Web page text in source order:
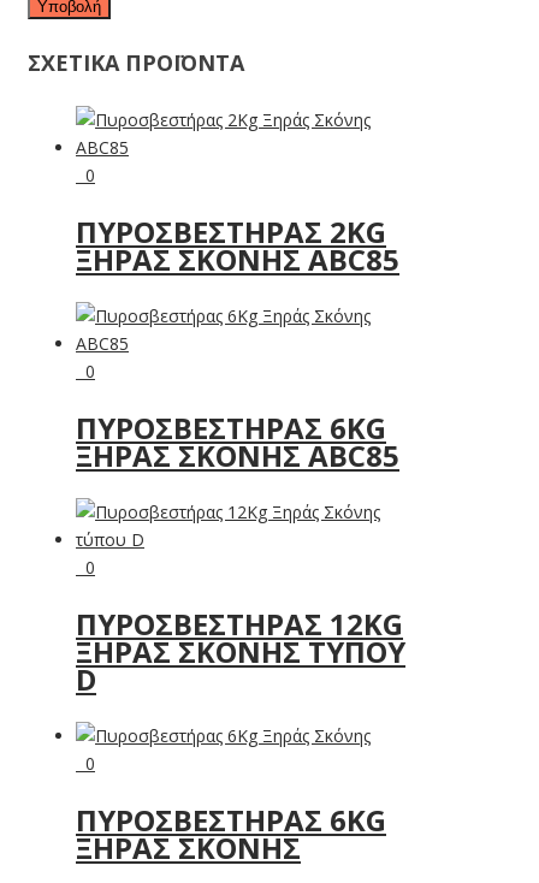
ΣΧΕΤΙΚΑ ΠΡΟΪΟΝΤΑ
0
ΠΥΡΟΣΒΕΣΤΉΡΑΣ 2KG
ΞΗΡΆΣ ΣΚΌΝΗΣ ABC85
0
ΠΥΡΟΣΒΕΣΤΉΡΑΣ 6KG
ΞΗΡΆΣ ΣΚΌΝΗΣ ABC85
0
ΠΥΡΟΣΒΕΣΤΉΡΑΣ 12KG
ΞΗΡΆΣ ΣΚΌΝΗΣ ΤΎΠΟΥ
D
0
ΠΥΡΟΣΒΕΣΤΉΡΑΣ 6KG
ΞΗΡΆΣ ΣΚΌΝΗΣ